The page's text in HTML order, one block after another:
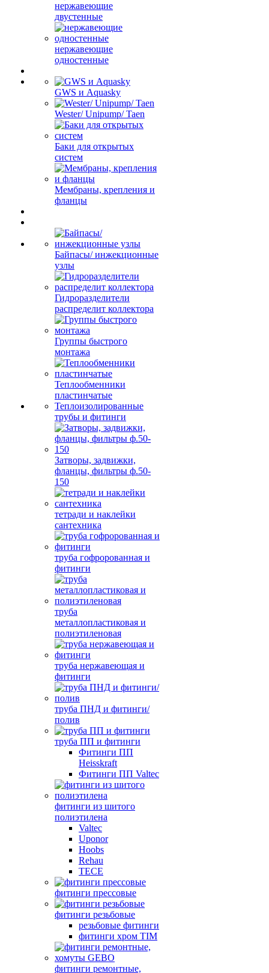
нержавеющие
двустенные
нержавеющие
одностенные
GWS и Aquasky
Wester/ Unipump/ Taen
Баки для открытых
систем
Мембраны, крепления и
фланцы
Байпасы/ инжекционные
узлы
Гидроразделители
распределит коллектора
Группы быстрого
монтажа
Теплообменники
пластинчатые
Теплоизолированные
трубы и фитинги
Затворы, задвижки,
фланцы, фильтры ф.50-
150
тетради и наклейки
сантехника
труба гофророванная и
фитинги
труба
металлопластиковая и
полиэтиленовая
труба нержавеющая и
фитинги
труба ПНД и фитинги/
полив
труба ПП и фитинги
Фитинги ПП
Heisskraft
Фитинги ПП Valtec
фитинги из шитого
полиэтилена
Valtec
Uponor
Hoobs
Rehau
TECE
фитинги прессовые
фитинги резьбовые
резьбовые фитинги
фитинги хром TIM
фитинги ремонтные,